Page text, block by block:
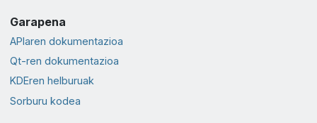
Garapena
APIaren dokumentazioa
Qt-ren dokumentazioa
KDEren helburuak
Sorburu kodea